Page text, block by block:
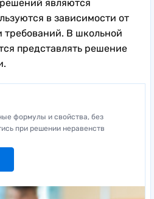
являются
в зависимости от
требований. В школьной
представлять решение
формулы и свойства, без
при решении неравенств